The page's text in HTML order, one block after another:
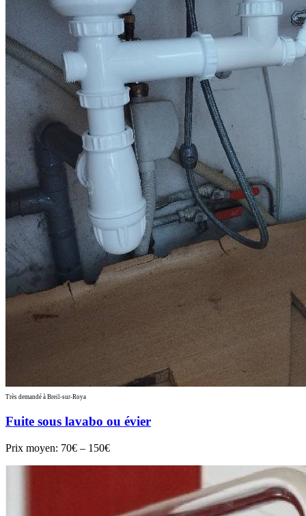
Très demandé à Breil-sur-Roya
Fuite sous lavabo ou évier
Prix moyen: 70€ – 150€